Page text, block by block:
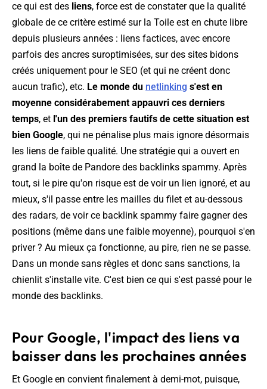
ce qui est des liens, force est de constater que la qualité
globale de ce critère estimé sur la Toile est en chute libre
depuis plusieurs années : liens factices, avec encore
parfois des ancres suroptimisées, sur des sites bidons
créés uniquement pour le SEO (et qui ne créent donc
aucun trafic), etc. Le monde du netlinking s'est en
moyenne considérabement appauvri ces derniers
temps, et l'un des premiers fautifs de cette situation est
bien Google, qui ne pénalise plus mais ignore désormais
les liens de faible qualité. Une stratégie qui a ouvert en
grand la boîte de Pandore des backlinks spammy. Après
tout, si le pire qu'on risque est de voir un lien ignoré, et au
mieux, s'il passe entre les mailles du filet et au-dessous
des radars, de voir ce backlink spammy faire gagner des
positions (même dans une faible moyenne), pourquoi s'en
priver ? Au mieux ça fonctionne, au pire, rien ne se passe.
Dans un monde sans règles et donc sans sanctions, la
chienlit s'installe vite. C'est bien ce qui s'est passé pour le
monde des backlinks.
Pour Google, l'impact des liens va
baisser dans les prochaines années
Et Google en convient finalement à demi-mot, puisque,